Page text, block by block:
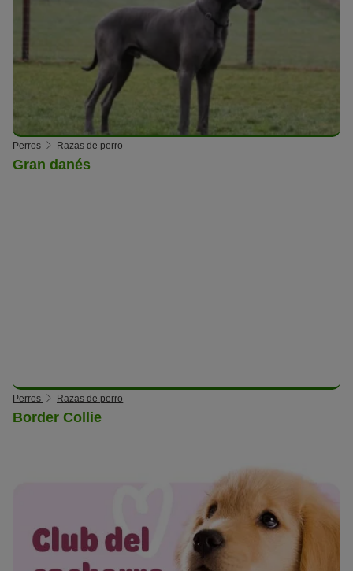
Perros Razas de perro
Gran danés
Perros Razas de perro
Border Collie